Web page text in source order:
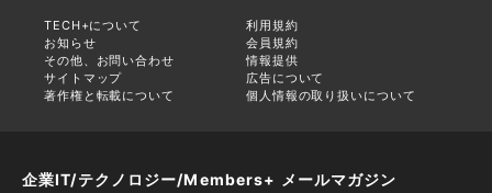
TECH+について
利用規約
お知らせ
会員規約
その他、お問い合わせ
情報提供
サイトマップ
広告について
著作権と転載について
個人情報の取り扱いについて
企業IT/テクノロジー/Members+ メールマガジン